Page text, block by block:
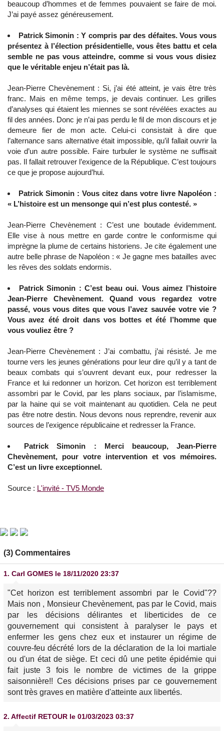
beaucoup d’hommes et de femmes pouvaient se faire de moi.
J’ai payé assez généreusement.
Patrick Simonin : Y compris par des défaites. Vous vous
présentez à l’élection présidentielle, vous êtes battu et cela
semble ne pas vous atteindre, comme si vous vous disiez
que le véritable enjeu n’était pas là.
Jean-Pierre Chevènement : Si, j’ai été atteint, je vais être très
franc. Mais en même temps, je devais continuer. Les grilles
d’analyses qui étaient les miennes se sont révélées exactes au
fil des années. Donc je n’ai pas perdu le fil de mon discours et je
demeure fier de mon acte. Celui-ci consistait à dire que
l’alternance sans alternative était impossible, qu’il fallait ouvrir la
voie d’un autre possible. Faire turbuler le système ne suffisait
pas. Il fallait retrouver l’exigence de la République. C’est toujours
ce que je propose aujourd’hui.
Patrick Simonin : Vous citez dans votre livre Napoléon :
« L’histoire est un mensonge qui n’est plus contesté. »
Jean-Pierre Chevènement : C’est une boutade évidemment.
Elle vise à nous mettre en garde contre le conformisme qui
imprègne la plume de certains historiens. Je cite également une
autre belle phrase de Napoléon : « Je gagne mes batailles avec
les rêves des soldats endormis.
Patrick Simonin : C’est beau oui. Vous aimez l’histoire
Jean-Pierre Chevènement. Quand vous regardez votre
passé, vous vous dites que vous l’avez sauvée votre vie ?
Vous avez été droit dans vos bottes et été l’homme que
vous vouliez être ?
Jean-Pierre Chevènement : J’ai combattu, j’ai résisté. Je me
tourne vers les jeunes générations pour leur dire qu’il y a tant de
beaux combats qui s’ouvrent devant eux, pour redresser la
France et lui redonner un horizon. Cet horizon est terriblement
assombri par le Covid, par les plans sociaux, par l’islamisme,
par la haine qui se voit maintenant au quotidien. Cela ne peut
pas être notre destin. Nous devons nous reprendre, revenir aux
sources de l’exigence républicaine et redresser la France.
Patrick Simonin : Merci beaucoup, Jean-Pierre
Chevènement, pour votre intervention et vos mémoires.
C’est un livre exceptionnel.
Source : L'invité - TV5 Monde
(3) Commentaires
1. Carl GOMES le 18/11/2020 23:37
"Cet horizon est terriblement assombri par le Covid"??
Mais non , Monsieur Chevènement, pas par le Covid, mais
par les décisions délirantes et liberticides de ce
gouvernement qui consistent à paralyser le pays et
enfermer les gens chez eux et instaurer un régime de
couvre-feu décrété lors de la déclaration de la loi martiale
ou d'un état de siège. Et ceci dû une petite épidémie qui
fait juste 3 fois le nombre de victimes de la grippe
saisonnière!! Ces décisions prises par ce gouvernement
sont très graves en matière d'atteinte aux libertés.
2. Affectif RETOUR le 01/03/2023 03:37